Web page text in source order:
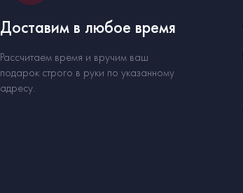
Доставим в любое время
Рассчитаем время и вручим ваш
подарок строго в руки по указанному
адресу.